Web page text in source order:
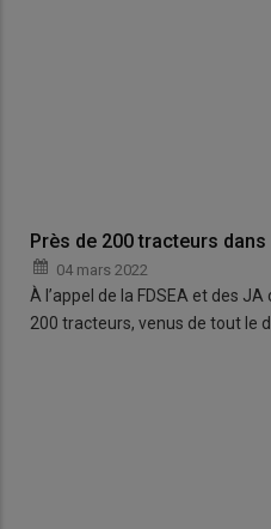
Près de 200 tracteurs
04 mars 2022
À l’appel de la FDSEA et des
200 tracteurs, venus de tout le